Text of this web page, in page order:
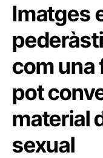
Imatges
com una
pot
material
sexual